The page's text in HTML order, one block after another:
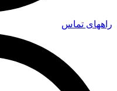
راههای تماس